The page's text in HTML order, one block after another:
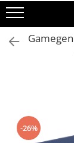
Board Games
Extensii
Card Games
Jocuri pentru
Jocuri pentru
Smart Games
-26%